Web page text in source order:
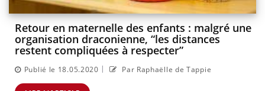
Retour en maternelle des enfants : malgré une
organisation draconienne, “les distances
restent compliquées à respecter”
Publié le 18.05.2020 | Par Raphaëlle de Tappie